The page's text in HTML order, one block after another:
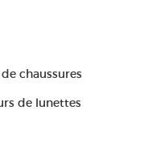
chaussures
de lunettes